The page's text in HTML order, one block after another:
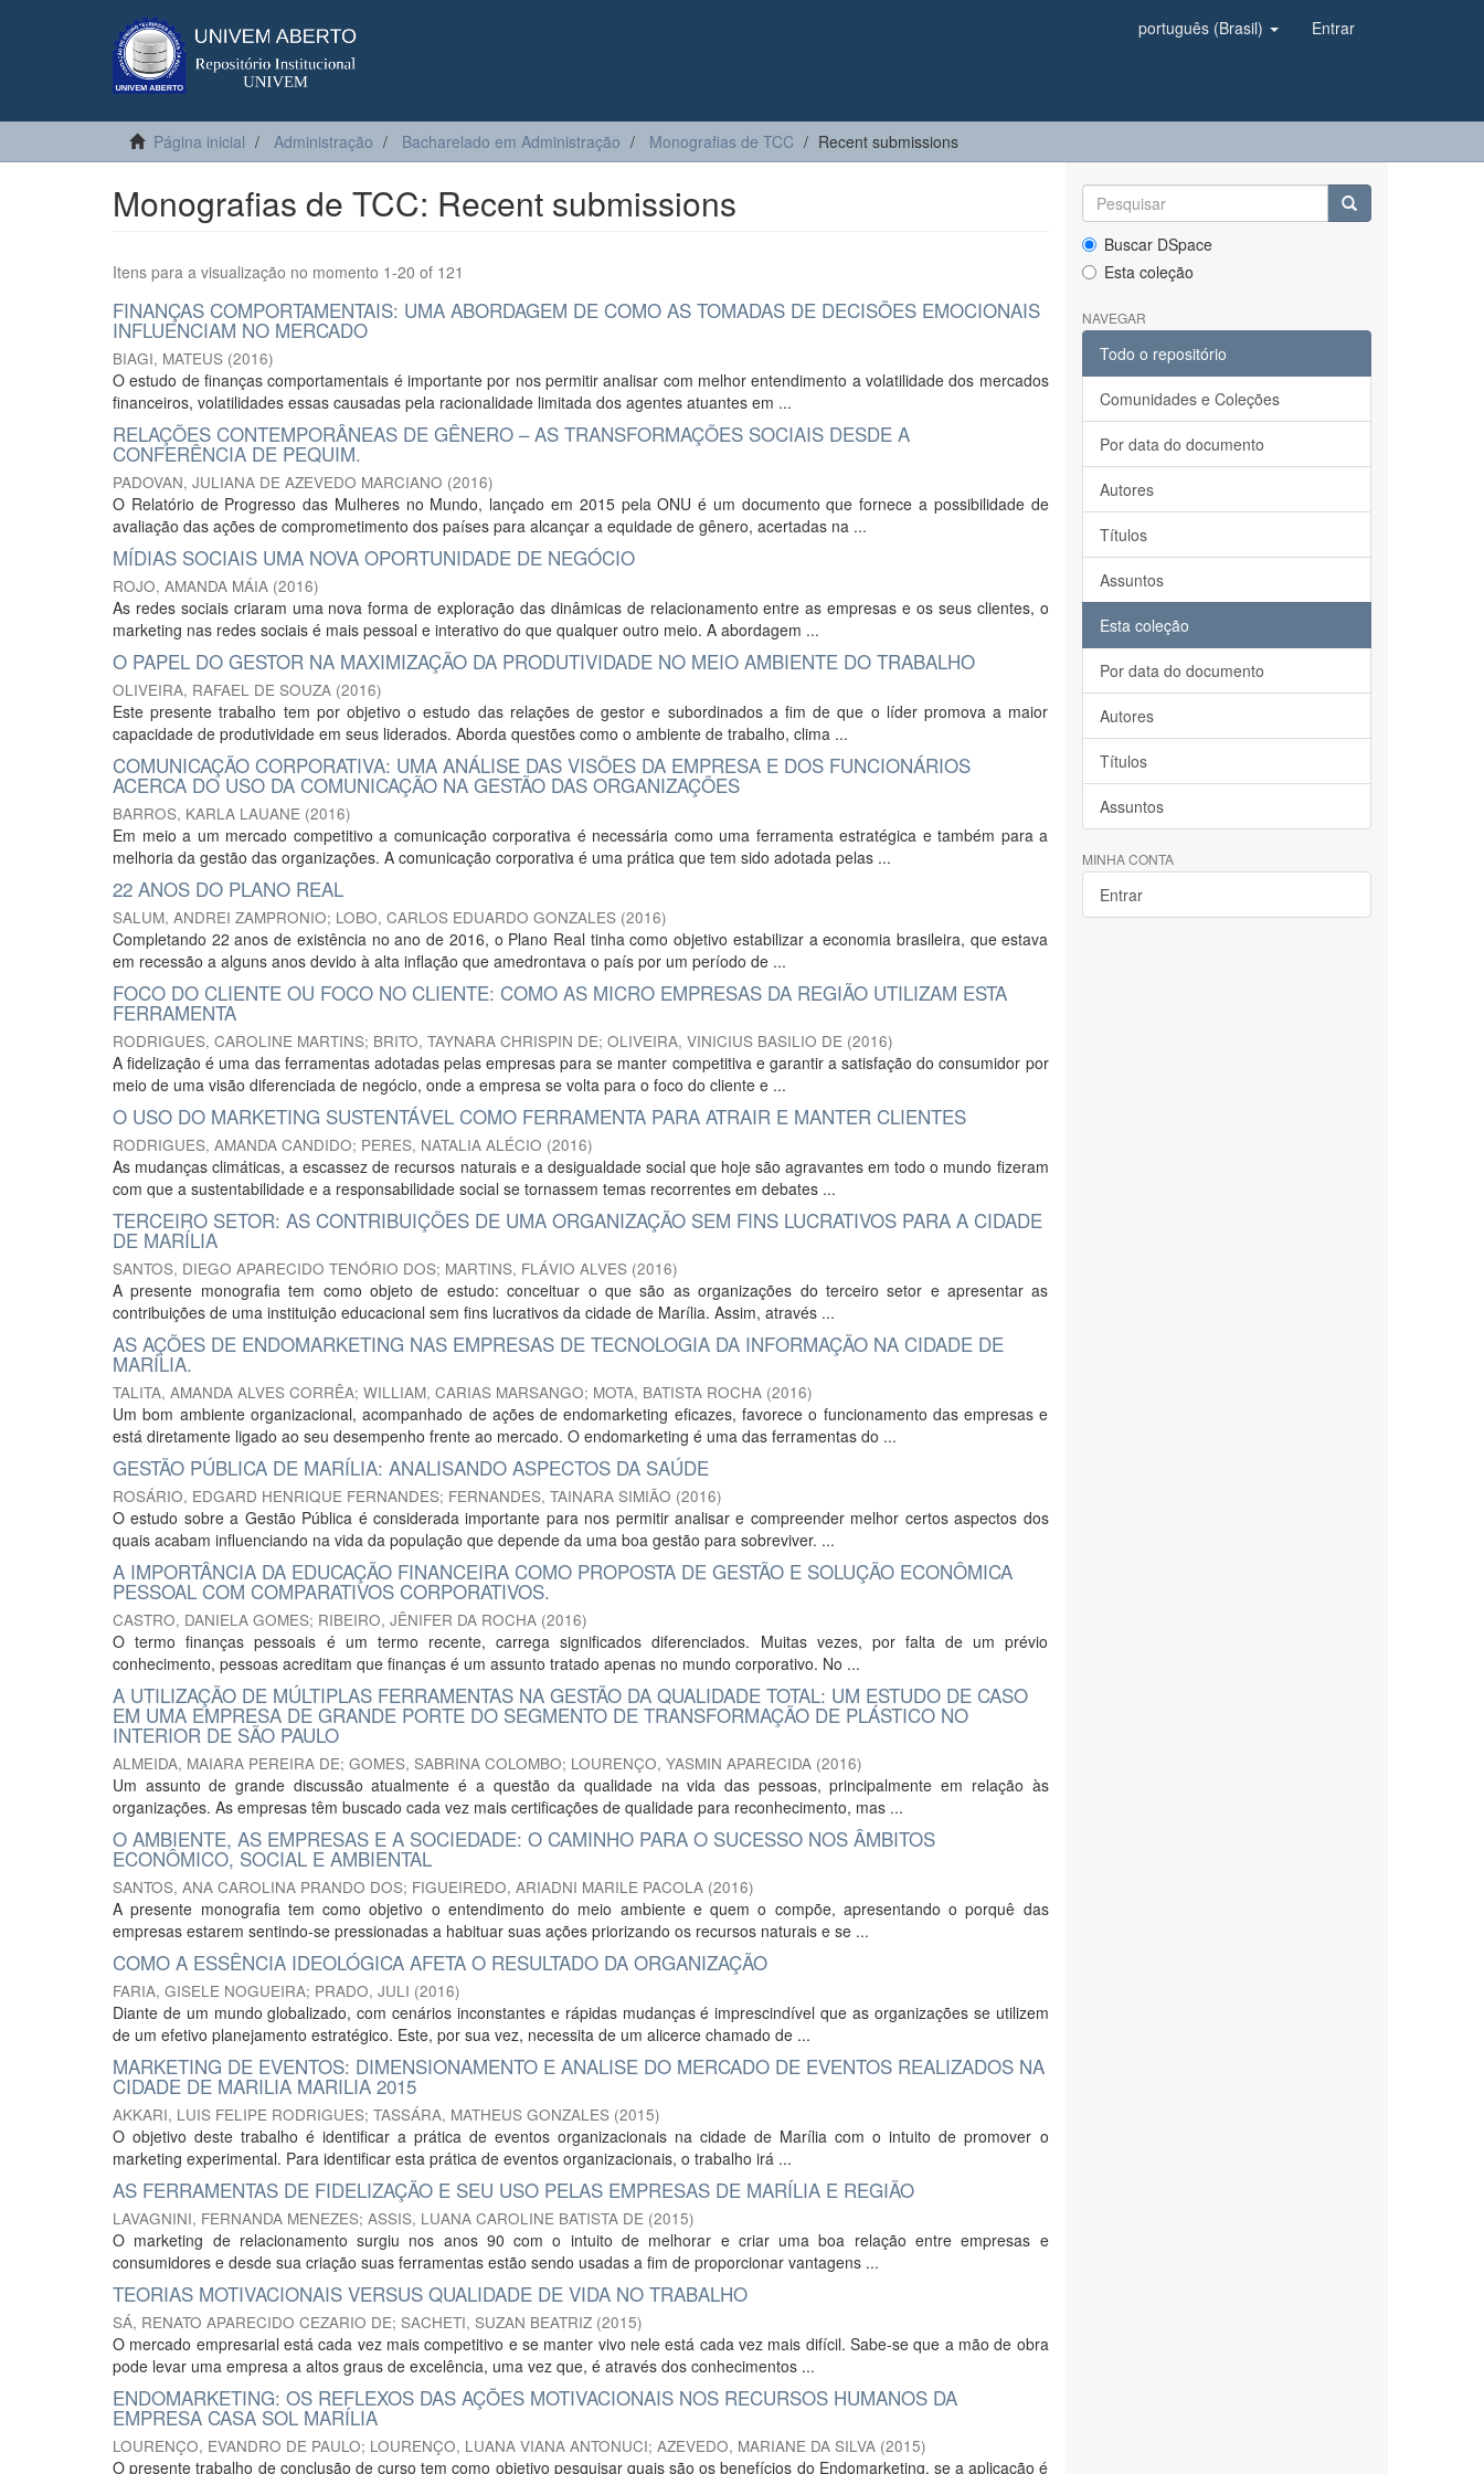
português (Brasil) Entrar
Página inicial Administração Bacharelado em Administração Monografias de TCC Recent submissions
Monografias de TCC: Recent submissions
Itens para a visualização no momento 1-20 of 121
FINANÇAS COMPORTAMENTAIS: UMA ABORDAGEM DE COMO AS TOMADAS DE DECISÕES EMOCIONAIS
INFLUENCIAM NO MERCADO
BIAGI, MATEUS (2016)
O estudo de finanças comportamentais é importante por nos permitir analisar com melhor entendimento a volatilidade dos mercados
financeiros, volatilidades essas causadas pela racionalidade limitada dos agentes atuantes em ...
RELAÇÕES CONTEMPORÂNEAS DE GÊNERO – AS TRANSFORMAÇÕES SOCIAIS DESDE A
CONFERÊNCIA DE PEQUIM.
PADOVAN, JULIANA DE AZEVEDO MARCIANO (2016)
O Relatório de Progresso das Mulheres no Mundo, lançado em 2015 pela ONU é um documento que fornece a possibilidade de
avaliação das ações de comprometimento dos países para alcançar a equidade de gênero, acertadas na ...
MÍDIAS SOCIAIS UMA NOVA OPORTUNIDADE DE NEGÓCIO
ROJO, AMANDA MÁIA (2016)
As redes sociais criaram uma nova forma de exploração das dinâmicas de relacionamento entre as empresas e os seus clientes, o
marketing nas redes sociais é mais pessoal e interativo do que qualquer outro meio. A abordagem ...
O PAPEL DO GESTOR NA MAXIMIZAÇÃO DA PRODUTIVIDADE NO MEIO AMBIENTE DO TRABALHO
OLIVEIRA, RAFAEL DE SOUZA (2016)
Este presente trabalho tem por objetivo o estudo das relações de gestor e subordinados a fim de que o líder promova a maior
capacidade de produtividade em seus liderados. Aborda questões como o ambiente de trabalho, clima ...
COMUNICAÇÃO CORPORATIVA: UMA ANÁLISE DAS VISÕES DA EMPRESA E DOS FUNCIONÁRIOS
ACERCA DO USO DA COMUNICAÇÃO NA GESTÃO DAS ORGANIZAÇÕES
BARROS, KARLA LAUANE (2016)
Em meio a um mercado competitivo a comunicação corporativa é necessária como uma ferramenta estratégica e também para a
melhoria da gestão das organizações. A comunicação corporativa é uma prática que tem sido adotada pelas ...
22 ANOS DO PLANO REAL
SALUM, ANDREI ZAMPRONIO; LOBO, CARLOS EDUARDO GONZALES (2016)
Completando 22 anos de existência no ano de 2016, o Plano Real tinha como objetivo estabilizar a economia brasileira, que estava
em recessão a alguns anos devido à alta inflação que amedrontava o país por um período de ...
FOCO DO CLIENTE OU FOCO NO CLIENTE: COMO AS MICRO EMPRESAS DA REGIÃO UTILIZAM ESTA
FERRAMENTA
RODRIGUES, CAROLINE MARTINS; BRITO, TAYNARA CHRISPIN DE; OLIVEIRA, VINICIUS BASILIO DE (2016)
A fidelização é uma das ferramentas adotadas pelas empresas para se manter competitiva e garantir a satisfação do consumidor por
meio de uma visão diferenciada de negócio, onde a empresa se volta para o foco do cliente e ...
O USO DO MARKETING SUSTENTÁVEL COMO FERRAMENTA PARA ATRAIR E MANTER CLIENTES
RODRIGUES, AMANDA CANDIDO; PERES, NATALIA ALÉCIO (2016)
As mudanças climáticas, a escassez de recursos naturais e a desigualdade social que hoje são agravantes em todo o mundo fizeram
com que a sustentabilidade e a responsabilidade social se tornassem temas recorrentes em debates ...
TERCEIRO SETOR: AS CONTRIBUIÇÕES DE UMA ORGANIZAÇÃO SEM FINS LUCRATIVOS PARA A CIDADE
DE MARÍLIA
SANTOS, DIEGO APARECIDO TENÓRIO DOS; MARTINS, FLÁVIO ALVES (2016)
A presente monografia tem como objeto de estudo: conceituar o que são as organizações do terceiro setor e apresentar as
contribuições de uma instituição educacional sem fins lucrativos da cidade de Marília. Assim, através ...
AS AÇÕES DE ENDOMARKETING NAS EMPRESAS DE TECNOLOGIA DA INFORMAÇÃO NA CIDADE DE
MARÍLIA.
TALITA, AMANDA ALVES CORRÊA; WILLIAM, CARIAS MARSANGO; MOTA, BATISTA ROCHA (2016)
Um bom ambiente organizacional, acompanhado de ações de endomarketing eficazes, favorece o funcionamento das empresas e
está diretamente ligado ao seu desempenho frente ao mercado. O endomarketing é uma das ferramentas do ...
GESTÃO PÚBLICA DE MARÍLIA: ANALISANDO ASPECTOS DA SAÚDE
ROSÁRIO, EDGARD HENRIQUE FERNANDES; FERNANDES, TAINARA SIMIÃO (2016)
O estudo sobre a Gestão Pública é considerada importante para nos permitir analisar e compreender melhor certos aspectos dos
quais acabam influenciando na vida da população que depende da uma boa gestão para sobreviver. ...
A IMPORTÂNCIA DA EDUCAÇÃO FINANCEIRA COMO PROPOSTA DE GESTÃO E SOLUÇÃO ECONÔMICA
PESSOAL COM COMPARATIVOS CORPORATIVOS.
CASTRO, DANIELA GOMES; RIBEIRO, JÊNIFER DA ROCHA (2016)
O termo finanças pessoais é um termo recente, carrega significados diferenciados. Muitas vezes, por falta de um prévio
conhecimento, pessoas acreditam que finanças é um assunto tratado apenas no mundo corporativo. No ...
A UTILIZAÇÃO DE MÚLTIPLAS FERRAMENTAS NA GESTÃO DA QUALIDADE TOTAL: UM ESTUDO DE CASO
EM UMA EMPRESA DE GRANDE PORTE DO SEGMENTO DE TRANSFORMAÇÃO DE PLÁSTICO NO
INTERIOR DE SÃO PAULO
ALMEIDA, MAIARA PEREIRA DE; GOMES, SABRINA COLOMBO; LOURENÇO, YASMIN APARECIDA (2016)
Um assunto de grande discussão atualmente é a questão da qualidade na vida das pessoas, principalmente em relação às
organizações. As empresas têm buscado cada vez mais certificações de qualidade para reconhecimento, mas ...
O AMBIENTE, AS EMPRESAS E A SOCIEDADE: O CAMINHO PARA O SUCESSO NOS ÂMBITOS
ECONÔMICO, SOCIAL E AMBIENTAL
SANTOS, ANA CAROLINA PRANDO DOS; FIGUEIREDO, ARIADNI MARILE PACOLA (2016)
A presente monografia tem como objetivo o entendimento do meio ambiente e quem o compõe, apresentando o porquê das
empresas estarem sentindo-se pressionadas a habituar suas ações priorizando os recursos naturais e se ...
COMO A ESSÊNCIA IDEOLÓGICA AFETA O RESULTADO DA ORGANIZAÇÃO
FARIA, GISELE NOGUEIRA; PRADO, JULI (2016)
Diante de um mundo globalizado, com cenários inconstantes e rápidas mudanças é imprescindível que as organizações se utilizem
de um efetivo planejamento estratégico. Este, por sua vez, necessita de um alicerce chamado de ...
MARKETING DE EVENTOS: DIMENSIONAMENTO E ANALISE DO MERCADO DE EVENTOS REALIZADOS NA
CIDADE DE MARILIA MARILIA 2015
AKKARI, LUIS FELIPE RODRIGUES; TASSÁRA, MATHEUS GONZALES (2015)
O objetivo deste trabalho é identificar a prática de eventos organizacionais na cidade de Marília com o intuito de promover o
marketing experimental. Para identificar esta prática de eventos organizacionais, o trabalho irá ...
AS FERRAMENTAS DE FIDELIZAÇÃO E SEU USO PELAS EMPRESAS DE MARÍLIA E REGIÃO
LAVAGNINI, FERNANDA MENEZES; ASSIS, LUANA CAROLINE BATISTA DE (2015)
O marketing de relacionamento surgiu nos anos 90 com o intuito de melhorar e criar uma boa relação entre empresas e
consumidores e desde sua criação suas ferramentas estão sendo usadas a fim de proporcionar vantagens ...
TEORIAS MOTIVACIONAIS VERSUS QUALIDADE DE VIDA NO TRABALHO
SÁ, RENATO APARECIDO CEZARIO DE; SACHETI, SUZAN BEATRIZ (2015)
O mercado empresarial está cada vez mais competitivo e se manter vivo nele está cada vez mais difícil. Sabe-se que a mão de obra
pode levar uma empresa a altos graus de excelência, uma vez que, é através dos conhecimentos ...
ENDOMARKETING: OS REFLEXOS DAS AÇÕES MOTIVACIONAIS NOS RECURSOS HUMANOS DA
EMPRESA CASA SOL MARÍLIA
LOURENÇO, EVANDRO DE PAULO; LOURENÇO, LUANA VIANA ANTONUCI; AZEVEDO, MARIANE DA SILVA (2015)
O presente trabalho de conclusão de curso tem como objetivo pesquisar quais são os benefícios do Endomarketing, se a aplicação é
Buscar DSpace
Esta coleção
NAVEGAR
Todo o repositório
Comunidades e Coleções
Por data do documento
Autores
Títulos
Assuntos
Esta coleção
Por data do documento
Autores
Títulos
Assuntos
MINHA CONTA
Entrar